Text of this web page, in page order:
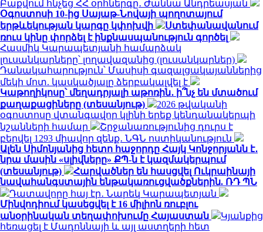
Բաքվում հնչեց ՀՀ օրհներգը․ Ժաննա Անդրեասյան
Օգոստոսի 10-ից Սայաթ-Նովայի պողոտայում
երթևեկության կարգը կփոխվի
Ստեփանավանում
ռուս կինը փորձել է ինքնասպանություն գործել
Հասմիկ Կարապետյանի համարձակ
լուսանկարները՝ լողավազանից (լուսանկարներ)
Դանակահարություն՝ Մասիսի գազալցակայաններից
մեկի մոտ. կասկածյալը ձերբակալվել է
Կաթողիկոսը՝ մեղադրյալի աթոռին․ ի՞նչ են մտածում
քաղաքացիները (տեսանյութ)
2026 թվականի
օգոստոսը վտանգավոր կլինի երեք կենդանակերպի
նշանների համար
Շրջանառությունից դուրս է
բերվել 1293 միավոր զենք․ ՆԳՆ ոստիկանություն
Ալեն Սիմոնյանից հետո հաջորդը Հայկ Կոնջորյանն է․
նրա մասին «սլիվները» ՔՊ-ն է կազմակերպում
(տեսանյութ)
Հարվածներ են հասցվել Ուկրաինայի
նավահանգստային ենթակառուցվածքներին. ՌԴ ՊՆ
Դատավորը հայ էր․ Նարեկ Կարապետյան
Մինվոդիում կասեցվել է 16 միլիոն ռուբլու
անօրինական տեղափոխումը Հայաստան
Կյանքից
հեռացել է Մադոննայի և այլ աստղերի հետ